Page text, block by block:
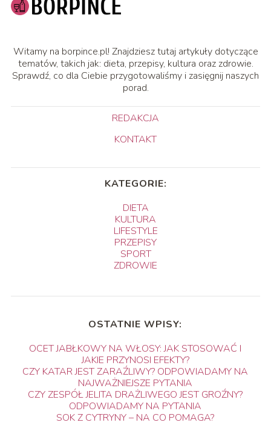
Witamy na borpince.pl! Znajdziesz tutaj artykuły dotyczące
tematów, takich jak: dieta, przepisy, kultura oraz zdrowie.
Sprawdź, co dla Ciebie przygotowaliśmy i zasięgnij naszych
porad.
REDAKCJA
KONTAKT
KATEGORIE:
DIETA
KULTURA
LIFESTYLE
PRZEPISY
SPORT
ZDROWIE
OSTATNIE WPISY:
OCET JABŁKOWY NA WŁOSY: JAK STOSOWAĆ I
JAKIE PRZYNOSI EFEKTY?
CZY KATAR JEST ZARAŹLIWY? ODPOWIADAMY NA
NAJWAŻNIEJSZE PYTANIA
CZY ZESPÓŁ JELITA DRAŻLIWEGO JEST GROŹNY?
ODPOWIADAMY NA PYTANIA
SOK Z CYTRYNY – NA CO POMAGA?